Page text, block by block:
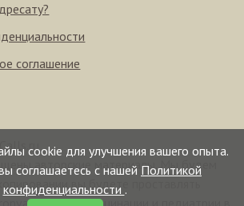
cookie для улучшения вашего опыта.
соглашаетесь с нашей Политикой
конфиденциальности .
соглашение
авторские материалы. Мы будем
вы будете проставлять